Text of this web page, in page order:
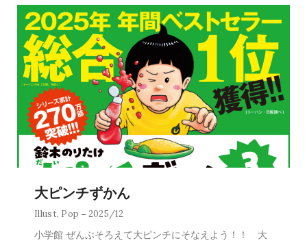
大ピンチずかん
Illust, Pop 2025/12
小学館 ぜんぶそろえて大ピンチにそなえよう！！ 大